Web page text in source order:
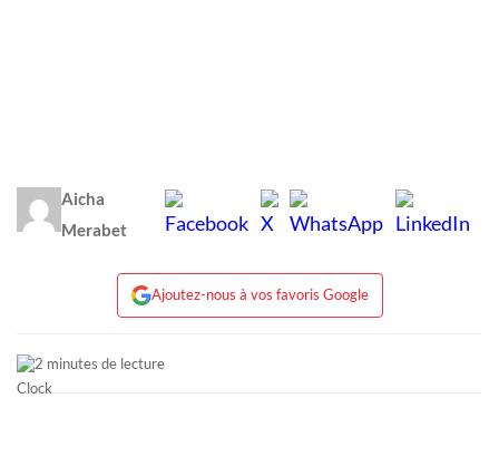
Aicha
Merabet
Ajoutez-nous à vos favoris Google
2 minutes de lecture